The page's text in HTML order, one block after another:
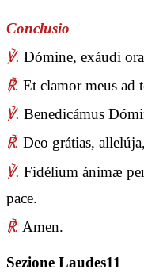
Conclusio
℣. Dómine, exáudi
℟. Et clamor meus ad
℣. Benedicámus
℟. Deo grátias,
℣. Fidélium ánimæ
pace.
℟. Amen.
Sezione Laudes11